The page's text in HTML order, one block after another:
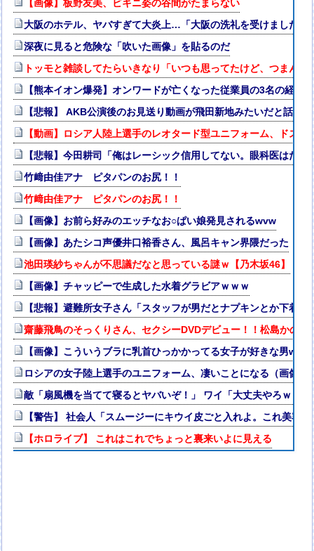
【画像】板野友美、ビキニ姿の谷間がたまらない
大阪のホテル、ヤバすぎて大炎上…「大阪の洗礼を受けました」
深夜に見ると危険な「吹いた画像」を貼るのだ
トッモと雑談してたらいきなり「いつも思ってたけど、つまん
【熊本イオン爆発】オンワードが亡くなった従業員の3名の経緯
【悲報】 AKB公演後のお見送り動画が飛田新地みたいだと話題
【動画】ロシア人陸上選手のレオタード型ユニフォーム、ドス
【悲報】今田耕司「俺はレーシック信用してない。眼科医はだ
竹﨑由佳アナ ピタパンのお尻！！
竹﨑由佳アナ ピタパンのお尻！！
【画像】お前ら好みのエッチなお○ぱい娘発見されるwvw
【画像】あたシコ声優井口裕香さん、風呂キャン界隈だった
池田瑛紗ちゃんが不思議だなと思っている謎ｗ【乃木坂46】
【画像】チャッピーで生成した水着グラビアｗｗｗ
【悲報】避難所女子さん「スタッフが男だとナプキンとか下着と
齋藤飛鳥のそっくりさん、セクシーDVDデビュー！！松島かの
【画像】こういうブラに乳首ひっかかってる女子が好きな男
ロシアの女子陸上選手のユニフォーム、凄いことになる（画像・
敵「扇風機を当てて寝るとヤバいぞ！」 ワイ「大丈夫やろｗｗ
【警告】 社会人「スムージーにキウイ皮ごと入れよ。これ美容
【ホロライブ】 これはこれでちょっと裏来いよに見える